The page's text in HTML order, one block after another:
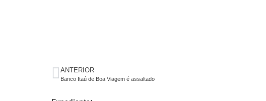
ANTERIOR
Banco Itaú de Boa Viagem é assaltado